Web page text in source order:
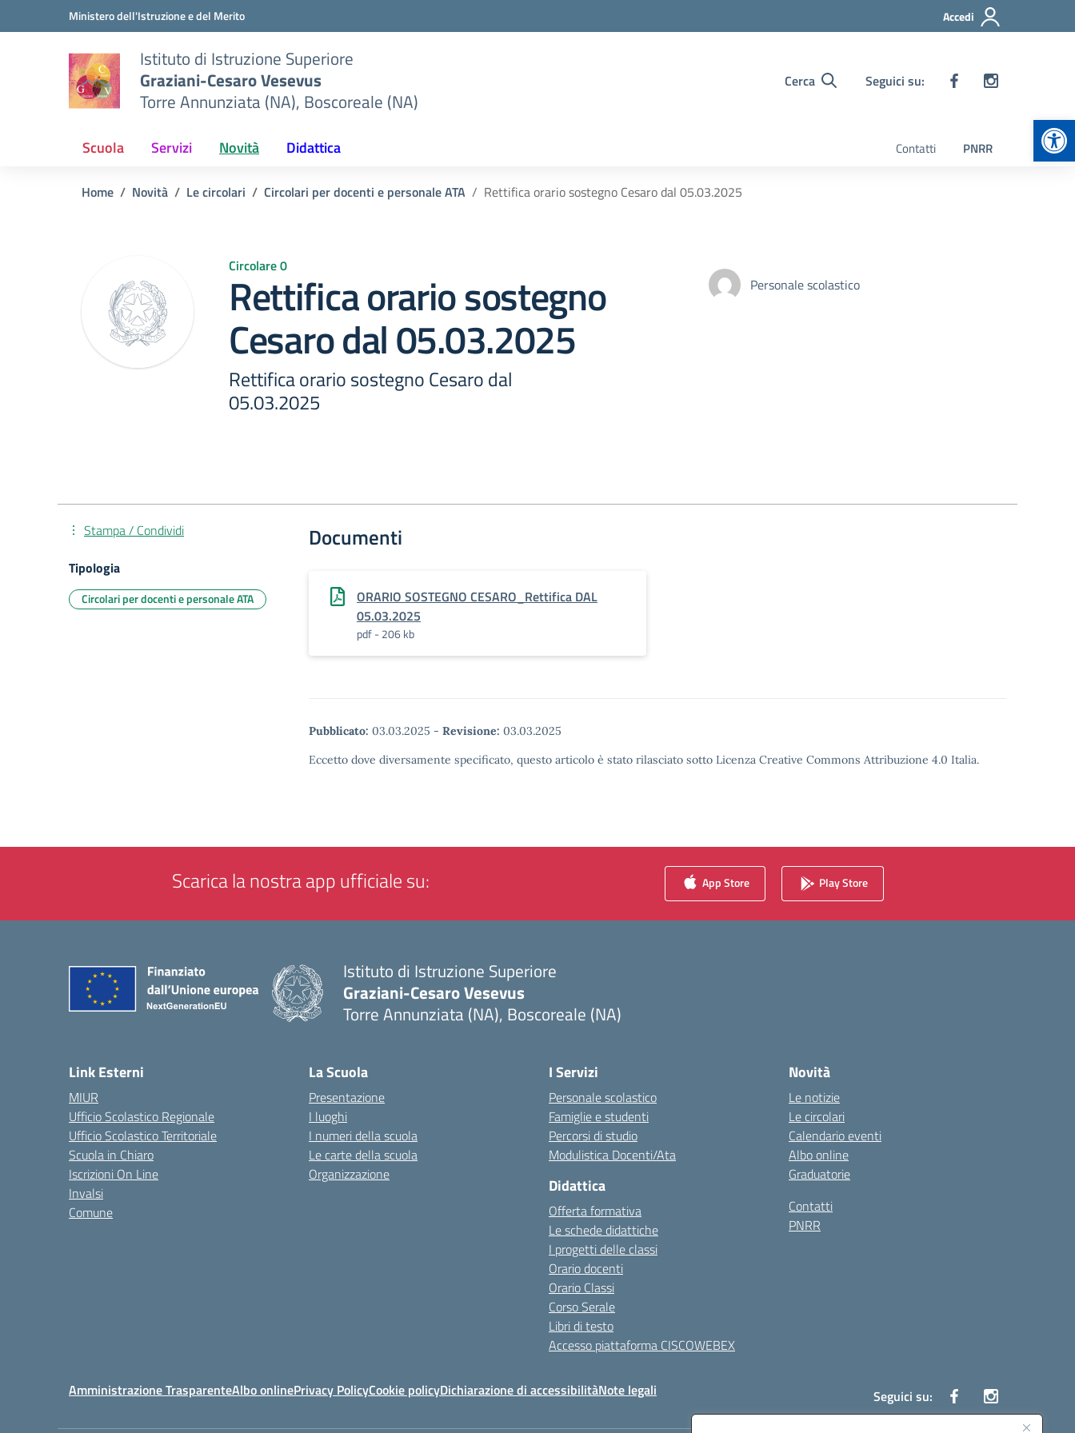
Vai ai contenuti
Vai al menu di navigazioneMinistero dell'Istruzione e del Merito Accedi
Istituto di Istruzione Superiore
Graziani-Cesaro Vesevus
Torre Annunziata (NA), Boscoreale (NA)
Cerca Seguici su:
Scuola Servizi Novità Didattica Contatti PNRR
Home Novità Le circolari Circolari per docenti e personale ATA Rettifica orario sostegno Cesaro dal 05.03.2025
Circolare 0
Rettifica orario sostegno
Cesaro dal 05.03.2025
Rettifica orario sostegno Cesaro dal
05.03.2025
Personale scolastico
Documenti
ORARIO SOSTEGNO CESARO_Rettifica DAL
05.03.2025
pdf - 206 kb
Pubblicato: 03.03.2025 - Revisione: 03.03.2025
Eccetto dove diversamente specificato, questo articolo è stato rilasciato sotto Licenza Creative Commons Attribuzione 4.0 Italia.
Stampa / Condividi
Tipologia
Circolari per docenti e personale ATA
Scarica la nostra app ufficiale su: App Store Play Store
Istituto di Istruzione Superiore
Graziani-Cesaro Vesevus
Torre Annunziata (NA), Boscoreale (NA)
Link Esterni
MIUR
Ufficio Scolastico Regionale
Ufficio Scolastico Territoriale
Scuola in Chiaro
Iscrizioni On Line
Invalsi
Comune
La Scuola
Presentazione
I luoghi
I numeri della scuola
Le carte della scuola
Organizzazione
I Servizi
Personale scolastico
Famiglie e studenti
Percorsi di studio
Modulistica Docenti/Ata
Didattica
Offerta formativa
Le schede didattiche
I progetti delle classi
Orario docenti
Orario Classi
Corso Serale
Libri di testo
Accesso piattaforma CISCOWEBEX
Novità
Le notizie
Le circolari
Calendario eventi
Albo online
Graduatorie
Contatti
PNRR
Amministrazione TrasparenteAlbo onlinePrivacy PolicyCookie policyDichiarazione di accessibilitàNote legali Seguici su: